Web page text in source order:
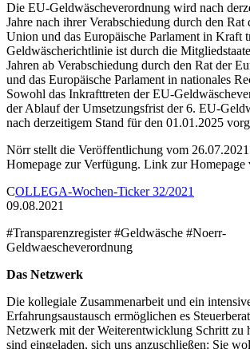
Die EU-Geldwäscheverordnung wird nach
Jahre nach ihrer Verabschiedung durch den Rat
Union und das Europäische Parlament in Kraft
Geldwäscherichtlinie ist durch die
Jahren ab Verabschiedung durch den Rat der
und das Europäische Parlament in nationales
Sowohl das Inkrafttreten der EU-
der Ablauf der Umsetzungsfrist der 6. EU-
nach derzeitigem Stand für den 01.01.2025
Nörr stellt die Veröffentlichung vom
Homepage zur Verfügung. Link zur Homepage
COLLEGA-Wochen-Ticker 32/2021
09.08.2021
#Transparenzregister #Geldwäsche #Noerr-
Geldwaescheverordnung
Das Netzwerk
Die kollegiale Zusammenarbeit und ein
Erfahrungsaustausch ermöglichen es
Netzwerk mit der Weiterentwicklung Schritt zu
sind eingeladen, sich uns anzuschließen: Sie